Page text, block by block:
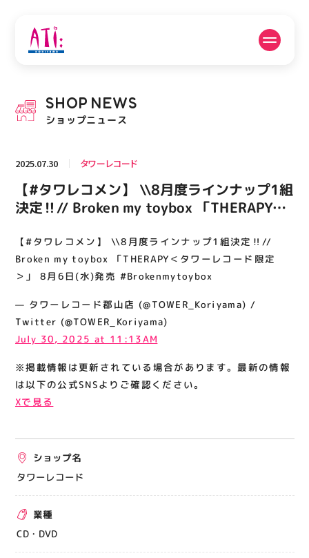
PICK UP NEWS
ピックアップニュース
フロアガイド 営業時間
ACCESS
アクセス・駐車場
RECRUIT
スタッフ募集
関連情報
お知らせ
お問い合わせ
プライバシーポリシー
運営会社
出店をご検討の方へ
アティビジョンについて
SHOP NEWS
ショップニュース
2025.07.30 タワーレコード
【#タワレコメン】 \\8月度ラインナップ1組
決定‼️// Broken my toybox 「THERAPY＜
#Brokenmytoybox
【#タワレコメン】 \\8月度ラインナップ1組決定‼️//
Broken my toybox 「THERAPY＜タワーレコード限定
＞」 8月6日(水)発売 #Brokenmytoybox
— タワーレコード郡山店 (@TOWER_Koriyama) /
Twitter (@TOWER_Koriyama)
July 30, 2025 at 11:13AM
※掲載情報は更新されている場合があります。最新の情報
は以下の公式SNSよりご確認ください。
Xで見る
ショップ名
タワーレコード
業種
CD・DVD